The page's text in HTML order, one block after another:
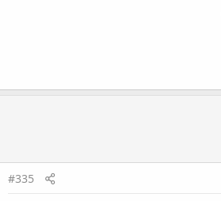
#335